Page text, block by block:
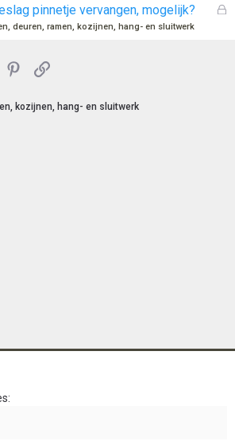
n
G
pinnetje vervangen, mogelijk?
deuren, ramen, kozijnen, hang- en sluitwerk
Pinterest
Link
kozijnen, hang- en sluitwerk